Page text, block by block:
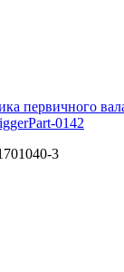
первичного
0142
3